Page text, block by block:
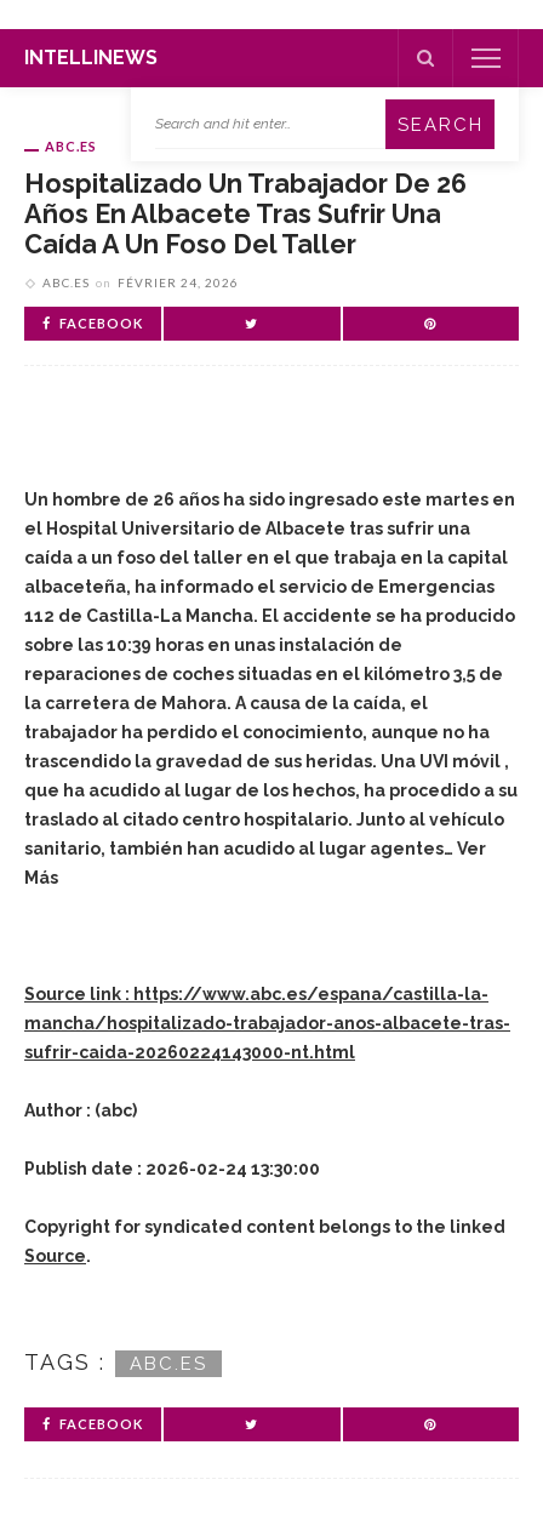
INTELLINEWS
ABC.ES
Hospitalizado Un Trabajador De 26
Años En Albacete Tras Sufrir Una
Caída A Un Foso Del Taller
ABC.ES on FÉVRIER 24, 2026
FACEBOOK
Un hombre de 26 años ha sido ingresado este martes en
el Hospital Universitario de Albacete tras sufrir una
caída a un foso del taller en el que trabaja en la capital
albaceteña, ha informado el servicio de Emergencias
112 de Castilla-La Mancha. El accidente se ha producido
sobre las 10:39 horas en unas instalación de
reparaciones de coches situadas en el kilómetro 3,5 de
la carretera de Mahora. A causa de la caída, el
trabajador ha perdido el conocimiento, aunque no ha
trascendido la gravedad de sus heridas. Una UVI móvil ,
que ha acudido al lugar de los hechos, ha procedido a su
traslado al citado centro hospitalario. Junto al vehículo
sanitario, también han acudido al lugar agentes… Ver
Más
Source link : https://www.abc.es/espana/castilla-la-
mancha/hospitalizado-trabajador-anos-albacete-tras-
sufrir-caida-20260224143000-nt.html
Author : (abc)
Publish date : 2026-02-24 13:30:00
Copyright for syndicated content belongs to the linked
Source.
TAGS : ABC.ES
FACEBOOK